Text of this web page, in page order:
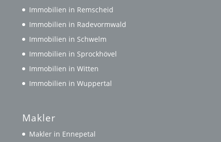
Immobilien in Remscheid
Immobilien in Radevormwald
Immobilien in Schwelm
Immobilien in Sprockhövel
Immobilien in Witten
Immobilien in Wuppertal
Makler
Makler in Ennepetal